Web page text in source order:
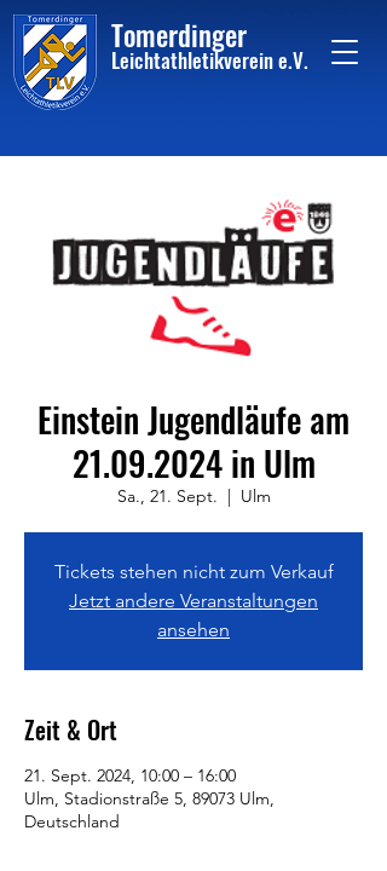
Tomerdinger
Leichtathletikvereine.V.
Einstein Jugendläufe am
21.09.2024 in Ulm
Sa., 21. Sept.
  |
Ulm
Tickets stehen nicht zum Verkauf
Jetzt andere Veranstaltungen
ansehen
Zeit & Ort
21. Sept. 2024, 10:00 – 16:00
Ulm, Stadionstraße 5, 89073 Ulm,
Deutschland